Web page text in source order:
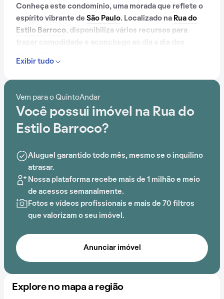
Conheça este condomínio, uma morada que reflete o
espírito vibrante de São Paulo. Localizado na Rua do
Estilo Barroco, disponibiliza vários recursos para
Contando com portaria 24 horas, elevador, academia,
salão de jogos, brinquedoteca e lavanderia no prédio,
este condomínio é preparado para atender às
necessidades dos moradores que buscam lazer e
A proximidade com
Paulista, Coreo Dança, Interagir, DeRose Method
Verbo Divino e Colégio Belo Futuro Internacional
acrescenta praticidade e comodidade na rotina dos
que residem no local.
Exibir tudo
Vem para o QuintoAndar
Você possui imóvel na Rua do
Estilo Barroco?
Aluguel garantido todo mês, mesmo se o inquilino
atrasar.
Nossa plataforma recebe mais de 1 milhão e meio
de acessos semanalmente.
Fotos e vídeos profissionais e mais de 70 filtros
que valorizam o seu imóvel.
Anunciar imóvel
Explore no mapa a região